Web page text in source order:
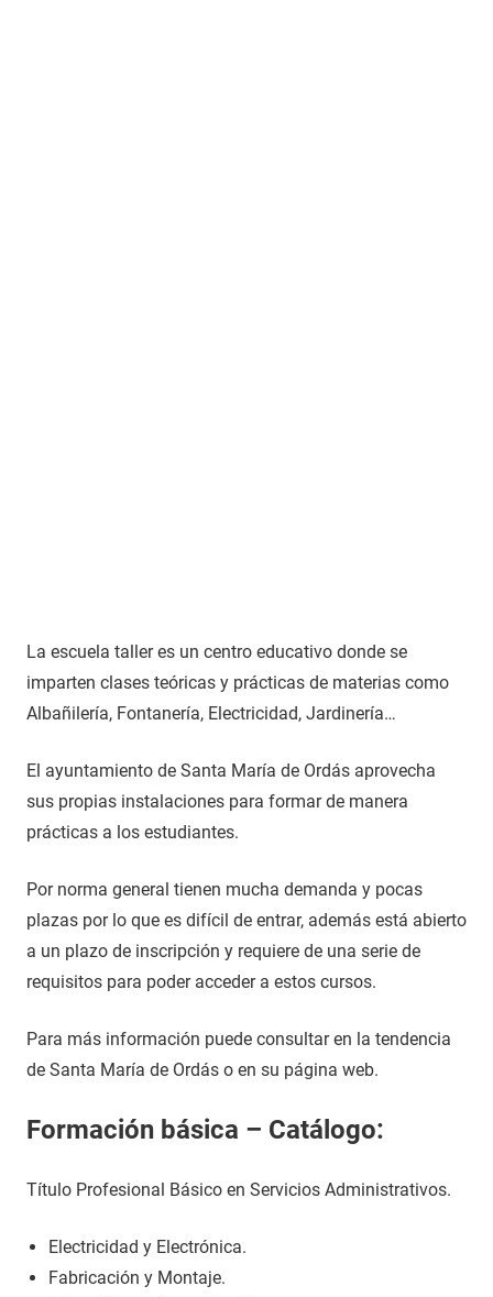
La escuela taller es un centro educativo donde se
imparten clases teóricas y prácticas de materias como
Albañilería, Fontanería, Electricidad, Jardinería…
El ayuntamiento de Santa María de Ordás aprovecha
sus propias instalaciones para formar de manera
prácticas a los estudiantes.
Por norma general tienen mucha demanda y pocas
plazas por lo que es difícil de entrar, además está abierto
a un plazo de inscripción y requiere de una serie de
requisitos para poder acceder a estos cursos.
Para más información puede consultar en la tendencia
de Santa María de Ordás o en su página web.
Formación básica – Catálogo:
Título Profesional Básico en Servicios Administrativos.
Electricidad y Electrónica.
Fabricación y Montaje.